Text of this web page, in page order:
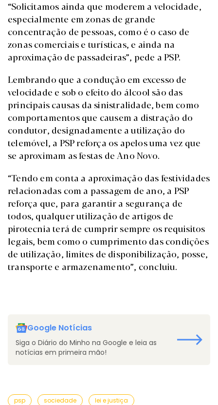
“Solicitamos ainda que moderem a velocidade,
especialmente em zonas de grande
concentração de pessoas, como é o caso de
zonas comerciais e turísticas, e ainda na
aproximação de passadeiras”, pede a PSP.
Lembrando que a condução em excesso de
velocidade e sob o efeito do álcool são das
principais causas da sinistralidade, bem como
comportamentos que causem a distração do
condutor, designadamente a utilização do
telemóvel, a PSP reforça os apelos uma vez que
se aproximam as festas de Ano Novo.
“Tendo em conta a aproximação das festividades
relacionadas com a passagem de ano, a PSP
reforça que, para garantir a segurança de
todos, qualquer utilização de artigos de
pirotecnia terá de cumprir sempre os requisitos
legais, bem como o cumprimento das condições
de utilização, limites de disponibilização, posse,
transporte e armazenamento”, concluiu.
Google Notícias
Siga o Diário do Minho na Google e leia as
notícias em primeira mão!
psp sociedade lei e justiça